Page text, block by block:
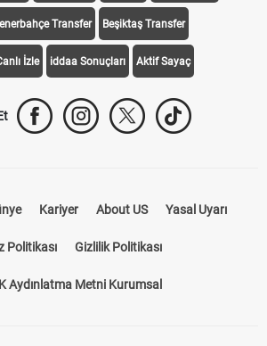
Transfer Beşiktaş Transfer
İzle iddaa Sonuçları Aktif Sayaç
Kariyer About US Yasal Uyarı
Politikası Gizlilik Politikası
Aydınlatma Metni Kurumsal